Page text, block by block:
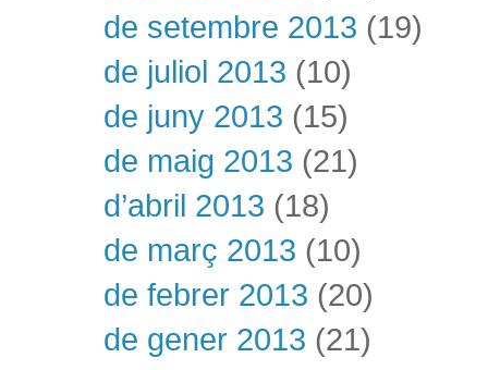
de setembre 2013 (19)
de juliol 2013 (10)
de juny 2013 (15)
de maig 2013 (21)
d’abril 2013 (18)
de març 2013 (10)
de febrer 2013 (20)
de gener 2013 (21)